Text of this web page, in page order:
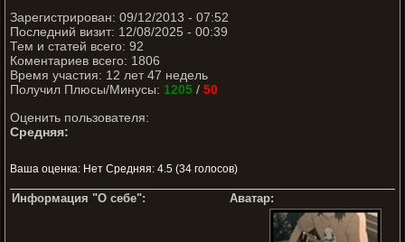
Зарегистрирован: 09/12/2013 - 07:52
Последний визит: 12/08/2025 - 00:39
Тем и статей всего: 92
Коментариев всего: 1806
Время участия: 12 лет 47 недель
Получил Плюсы/Минусы: 1205 / 50
Оценить пользователя:
Средняя:
Ваша оценка: Нет Средняя: 4.5 (34 голосов)
Информация "О себе": Аватар: